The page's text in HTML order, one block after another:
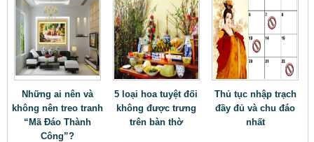
Những ai nên và
không nên treo tranh
“Mã Đáo Thành
Công”?
5 loại hoa tuyệt đối
không được trưng
trên bàn thờ
Thủ tục nhập trạch
đầy đủ và chu đáo
nhất